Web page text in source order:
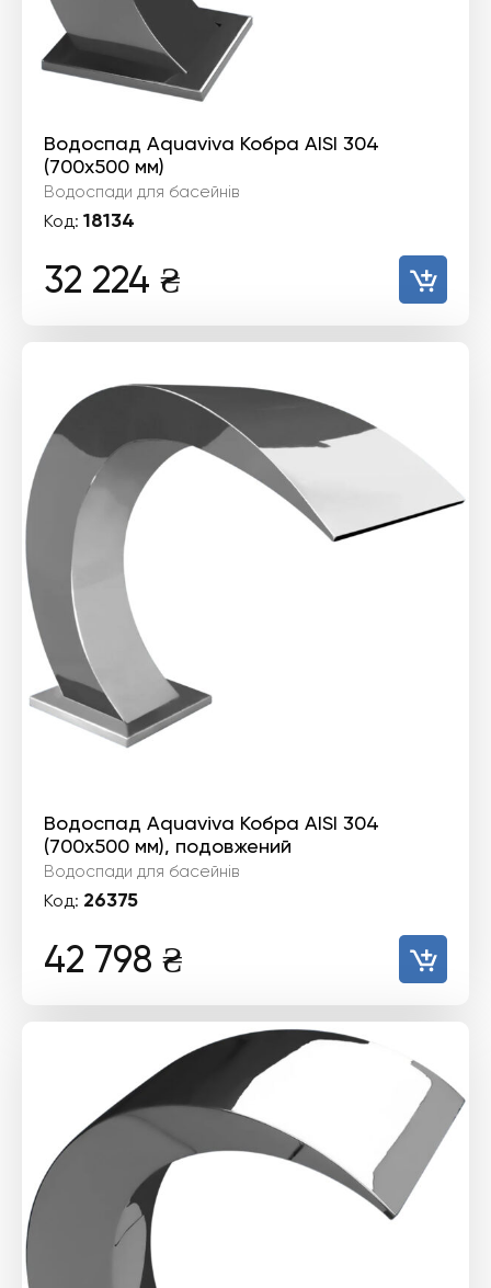
Водоспад Aquaviva Кобра AISI 304
(700х500 мм)
Водоспади для басейнів
Код: 18134
32 224 ₴
Водоспад Aquaviva Кобра AISI 304
(700х500 мм), подовжений
Водоспади для басейнів
Код: 26375
42 798 ₴